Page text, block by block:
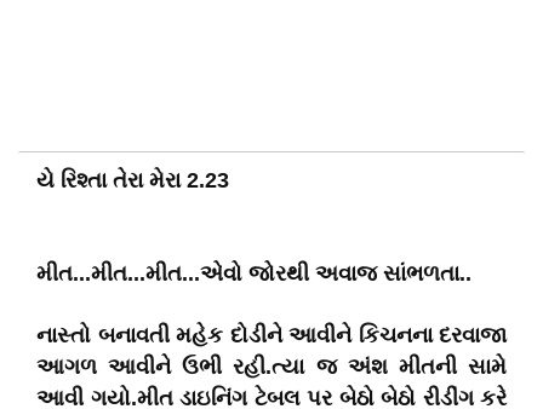
યે રિશ્તા તેરા મેરા 2.23
મીત...મીત...મીત...એવો જોરથી અવાજ સાંભળતા..
નાસ્તો બનાવતી મહેક દોડીને આવીને કિચનના દરવાજા
આગળ આવીને ઉભી રહી.ત્યા જ અંશ મીતની સામે
આવી ગયો.મીત ડાઇનિંગ ટેબલ પર બેઠો બેઠો રીડીંગ કરે